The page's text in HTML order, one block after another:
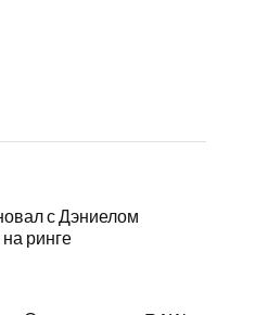
с Дэниелом
ринге